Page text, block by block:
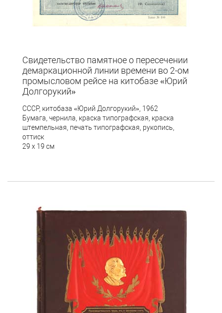
Свидетельство памятное о пересечении
демаркационной линии времени во 2-ом
промысловом рейсе на китобазе «Юрий
Долгорукий»
СССР, китобаза «Юрий Долгорукий», 1962
Бумага, чернила, краска типографская, краска
штемпельная, печать типографская, рукопись,
оттиск
29 х 19 см